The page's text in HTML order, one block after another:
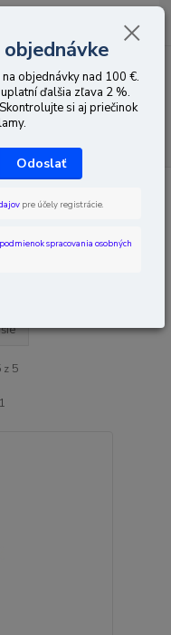
Menu
0,00 EUR
z 5
objednávky nad 100 €.
ďalšia zľava 2 %.
si aj priečinok
Odoslať
pre účely registrácie.
podmienok spracovania osobných